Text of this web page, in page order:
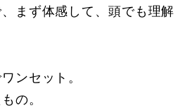
まず体感して、頭でも理解
ンセット。
の。